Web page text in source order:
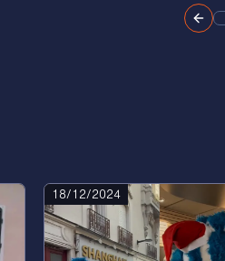
18/12/2024